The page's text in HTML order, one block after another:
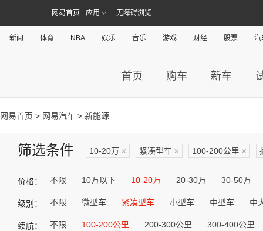
网易首页 应用 无障碍浏览
新闻 体育 NBA 娱乐 音乐 游戏 财经 股票 汽
首页 购车 新车
网易首页 > 网易汽车 > 新能源
筛选条件 10-20万 × 紧凑型车 × 100-200公里 ×
价格： 不限 10万以下 10-20万 20-30万 30-50万
级别： 不限 微型车 紧凑型车 小型车 中型车 中
续航： 不限 100-200公里 200-300公里 300-400公里